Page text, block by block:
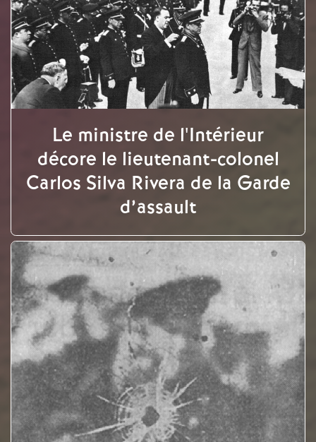
Le ministre de l'Intérieur
décore le lieutenant-colonel
Carlos Silva Rivera de la Garde
d’assault